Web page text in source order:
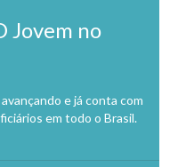
Jovem no
e já conta com
em todo o Brasil.